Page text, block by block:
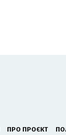
ПРО ПРОЄКТ